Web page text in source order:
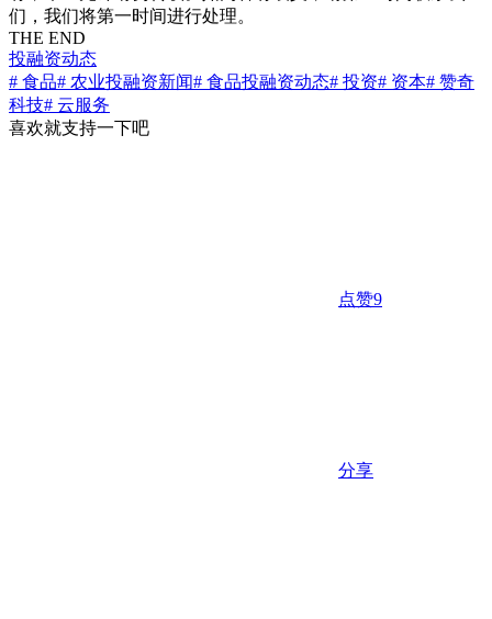
们，我们将第一时间进行处理。
THE END
投融资动态
# 食品# 农业投融资新闻# 食品投融资动态# 投资# 资本# 赞奇
科技# 云服务
喜欢就支持一下吧
点赞9
分享